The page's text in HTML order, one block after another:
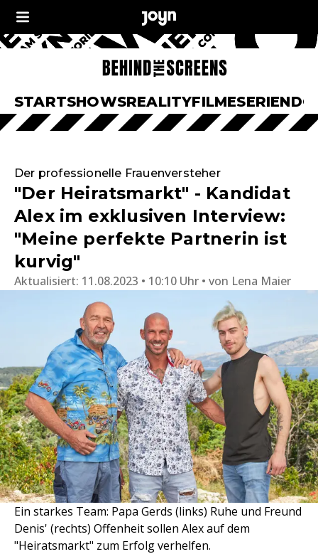
STARTSHOWSREALITYFILMESERIEN
Der professionelle Frauenversteher
"Der Heiratsmarkt" - Kandidat
Alex im exklusiven Interview:
"Meine perfekte Partnerin ist
kurvig"
Aktualisiert: 11.08.2023 • 10:10 Uhr von Lena Maier
Ein starkes Team: Papa Gerds (links) Ruhe und Freund
Denis' (rechts) Offenheit sollen Alex auf dem
"Heiratsmarkt" zum Erfolg verhelfen.